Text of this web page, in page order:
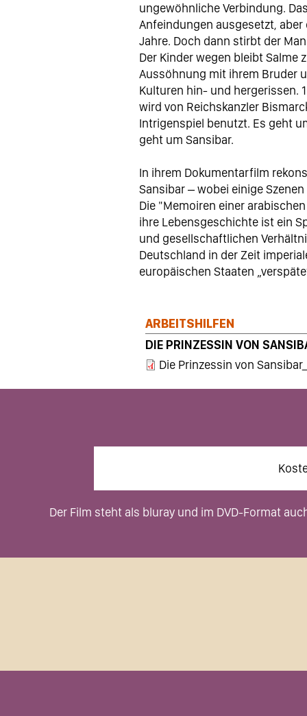
ungewöhnliche Verbindung.
Anfeindungen ausgesetzt,
Jahre. Doch dann stirbt der
Der Kinder wegen bleibt
Aussöhnung mit ihrem Bruder
Kulturen hin- und hergerissen.
wird von Reichskanzler
Intrigenspiel benutzt. Es geht
geht um Sansibar.
In ihrem Dokumentarfilm
Sansibar – wobei einige
Die "Memoiren einer
ihre Lebensgeschichte ist ein
und gesellschaftlichen
Deutschland in der Zeit
europäischen Staaten
Der Film steht als bluray und im DVD-Format
ARBEITSHILFEN
DIE PRINZESSIN VON
Die Prinzessin von